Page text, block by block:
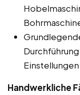
Handwerkliche